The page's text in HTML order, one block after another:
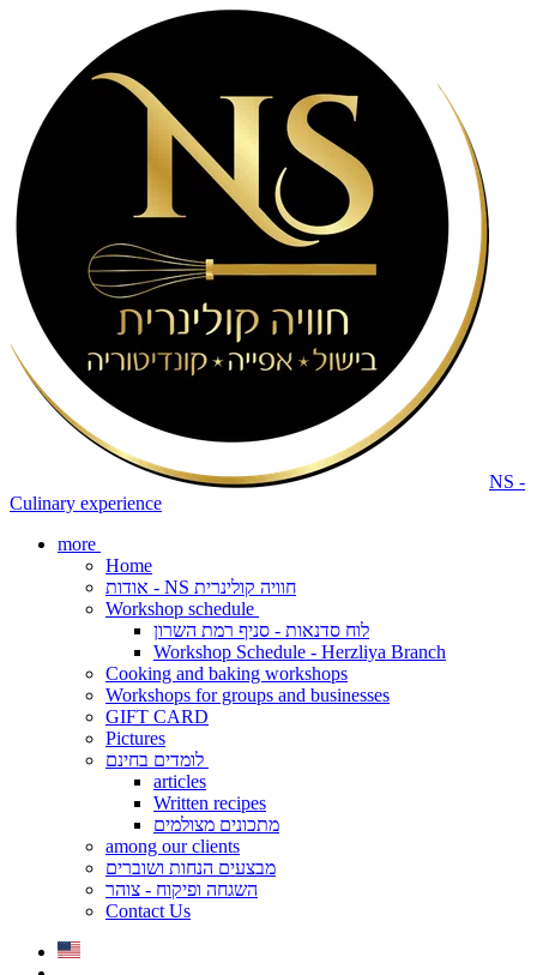
NS -
Culinary experience
more
Home
אודות - NS חוויה קולינרית
Workshop schedule
לוח סדנאות - סניף רמת השרון
Workshop Schedule - Herzliya Branch
Cooking and baking workshops
Workshops for groups and businesses
GIFT CARD
Pictures
לומדים בחינם
articles
Written recipes
מתכונים מצולמים
among our clients
מבצעים הנחות ושוברים
השגחה ופיקוח - צוהר
Contact Us